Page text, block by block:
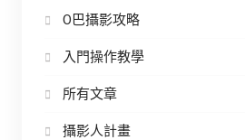
O巴攝影攻略
入門操作教學
所有文章
攝影人計畫